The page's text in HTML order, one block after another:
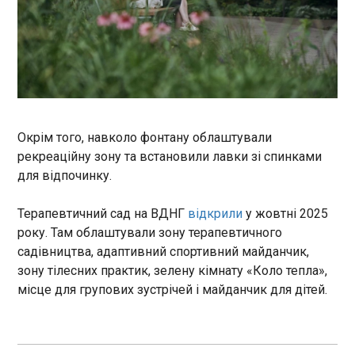
міністр оборони Німеччини
Борис Пісторіус , передає
Politico .
У Франції затвердили графік
президентських виборів
16:20:27
Перший тур президентських виборів у Франції
відбудеться 18 квітня 2027 року, а другий - 2
Укрінформ. Відповідні дати офіційно затвердили
на засіданні Ради міністрів.
ЧИТАТЬ
Лукашенко помилував 32 засуджених,
зокрема 28 політв’язнів
16:10:18
Самопроголошений президент Білорусі
Олександр Лукашенко напередодні Дня
за "злочини екстремістського спрямування". Про
Окрім того, навколо фонтану облаштували
рекреаційну зону та встановили лавки зі спинками
для відпочинку.
Терапевтичний сад на ВДНГ відкрили у жовтні 2025
року. Там облаштували зону терапевтичного
садівництва, адаптивний спортивний майданчик,
зону тілесних практик, зелену кімнату «Коло тепла»,
місце для групових зустрічей і майданчик для дітей.